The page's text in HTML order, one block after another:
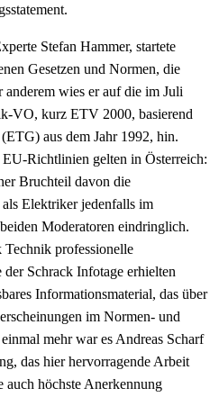
Stefan Hammer, startete
Gesetzen und Normen, die
wies er auf die im Juli
VO, kurz ETV 2000, basierend
aus dem Jahr 1992, hin.
Richtlinien gelten in Österreich:
Bruchteil davon die
Elektriker jedenfalls im
Moderatoren eindringlich.
Technik professionelle
Schrack Infotage erhielten
Informationsmaterial, das über
im Normen- und
mehr war es Andreas Scharf
das hier hervorragende Arbeit
auch höchste Anerkennung